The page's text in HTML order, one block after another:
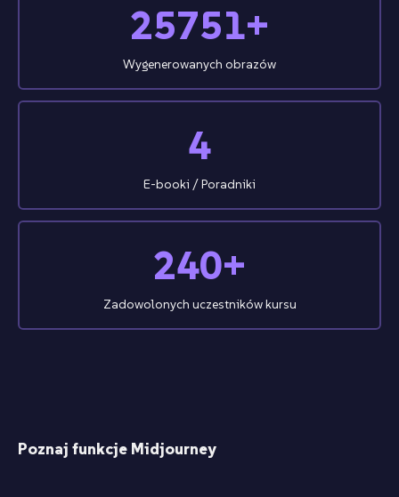
25751+
Wygenerowanych obrazów
4
E-booki / Poradniki
240+
Zadowolonych uczestników kursu
Poznaj funkcje Midjourney